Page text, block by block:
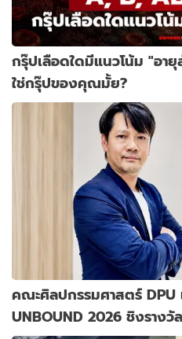
กรุ๊ปเลือดใดมีแนวโน้ม "อา
ใช่กรุ๊ปของคุณมั้ย?
คณะศิลปกรรมศาสตร์ DPU
UNBOUND 2026 ชิงราง